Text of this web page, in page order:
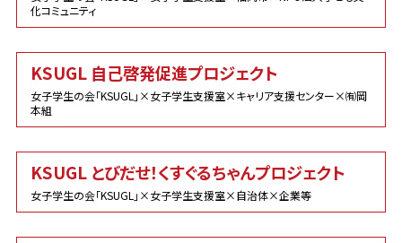
化コミュニティ
KSUGL 自己啓発促進プロジェクト
女子学生の会「KSUGL」×女子学生支援室×キャリア支援センター×㈲岡
本組
KSUGL とびだせ！くすぐるちゃんプロジェクト
女子学生の会「KSUGL」×女子学生支援室×自治体×企業等